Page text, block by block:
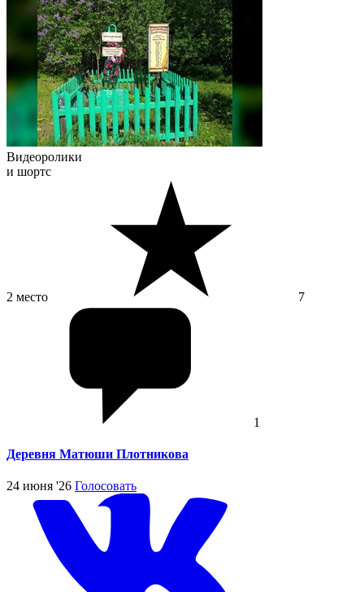
Видеоролики
и шортс
2 место 7
1
Деревня Матюши Плотникова
24 июня '26 Голосовать